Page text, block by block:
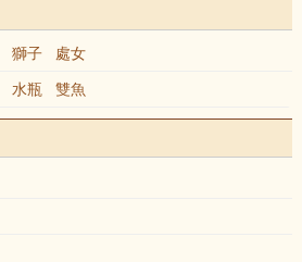
獅子 處女
水瓶 雙魚